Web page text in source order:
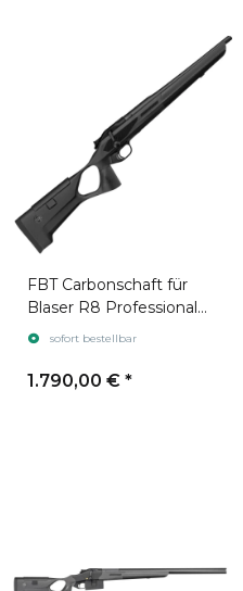
FBT Carbonschaft für
Blaser R8 Professional
Success
sofort bestellbar
1.790,00 € *